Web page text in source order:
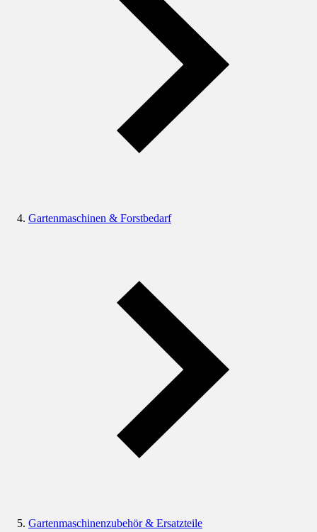
Gartenmaschinen & Forstbedarf
Gartenmaschinenzubehör & Ersatzteile